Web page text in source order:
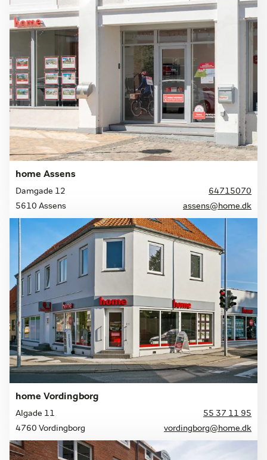
home Assens
Damgade 12
64715070
5610 Assens
assens@home.dk
home Vordingborg
Algade 11
55 37 11 95
4760 Vordingborg
vordingborg@home.dk